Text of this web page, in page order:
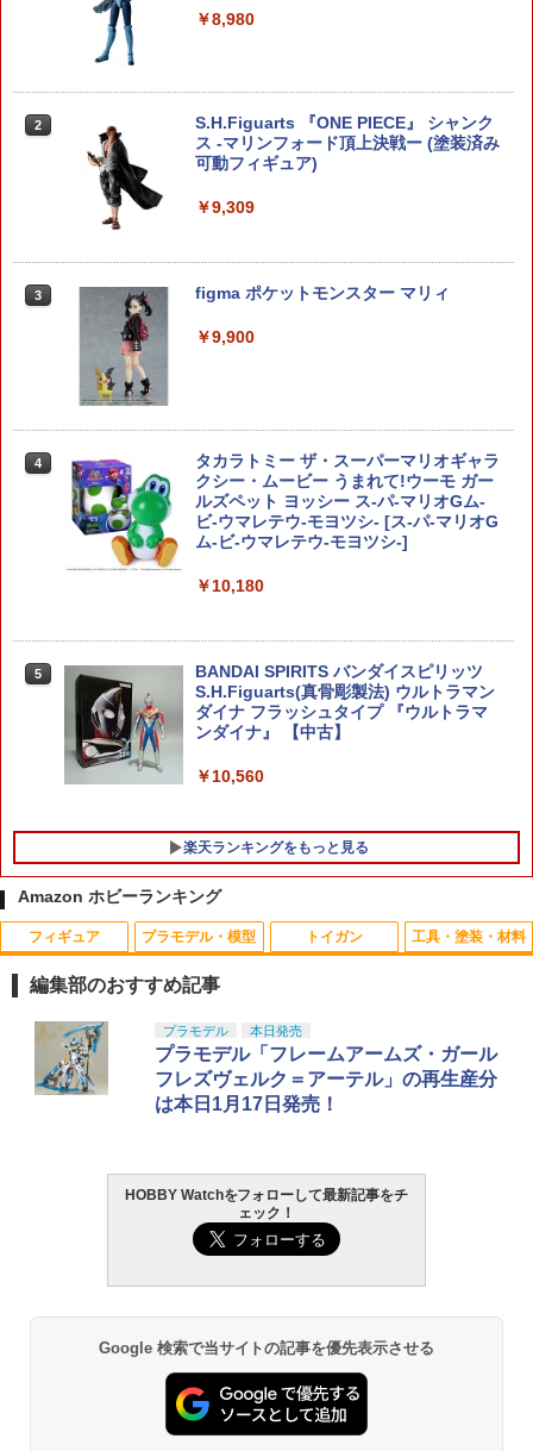
ムルブリス量産試作モデル プラモデル
9月再販分 HG 機動新世紀ガンダムX ガ
ンダムレオパルド 1/144スケール 色分け
スター (機動新世紀ガンダムX)
HGAW 1/144スケール 機動新世紀ガンダ
ムX 【ガンダムレオパルド】
￥4,180
787B 【24352】 (プラモデル)
￥4,180
￥8,980
2
S.H.Figuarts 『ONE PIECE』 シャンク
ス -マリンフォード頂上決戦ー (塗装済み
可動フィギュア)
￥9,309
3 figma ポケットモンスター マリィ
￥9,900
4
タカラトミー ザ・スーパーマリオギャラ
クシー・ムービー うまれて!ウーモ ガー
ルズペット ヨッシー ス-パ-マリオGム-
ビ-ウマレテウ-モヨツシ- [ス-パ-マリオG
ム-ビ-ウマレテウ-モヨツシ-]
￥10,180
5
BANDAI SPIRITS バンダイスピリッツ
S.H.Figuarts(真骨彫製法) ウルトラマン
ダイナ フラッシュタイプ 『ウルトラマ
ンダイナ』 【中古】
￥10,560
楽天ランキングをもっと見る
1
＼エントリーでポイント10倍／【8月4日
20時〜8月11日1時59分まで】ORGA ト
レポン ダミーピン オートシア用 2個入り
￥341
レポン ダミーピン トリガーハンマー用 4
個入り サバゲー PTW オルガエアソフト
￥510
ー 70ml エアガン サバゲー
￥704
1
Works&apos;91 TeamSpec用 バルクヘ
ッド/センターキャップセット(ブラック)
[YZ-302CPB](JAN：63934223147)
￥861
￥998
￥1,012
Works&apos;91 TeamSpec用 サーボセ
Amazon ホビーランキング
フィギュア
TAMASHII NATIONS S.H.フィギュアー
ツ（真骨彫製法） 仮面ライダーBLACK
RX 約150mm PVC&ABS&布製 塗装済み
可動フィギュア
タカラトミー(TAKARA TOMY) T-SPAR
K トランスフォーマー ニューレジェンズ
TAMASHII NATIONS S.H.フィギュアー
ツ ONE PIECE シャンクス -マリンフォ
ード頂上決戦- 約165mm PVC&ABS&布
プラモデル・模型
BANDAI SPIRITS(バンダイ スピリッツ)
HG 機動新世紀ガンダムX ガンダムレオ
パルド 1/144スケール 色分け済みプラモ
デル
BANDAI SPIRITS(バンダイ スピリッツ)
機動警察パトレイバー EZY RG 1/48 AV-
みプラモデル
BANDAI SPIRITS(バンダイ スピリッツ)
30MS SIS-J00 メルンジャ[カラーA] 色
トイガン
東京マルイ(TOKYO MARUI) No.25 コル
ト ガバメント HG 18歳以上エアーHOP
ハンドガン
￥3,384
東京マルイ (TOKYO MARUI) ガスブロー
バックマシンガン No.14 20式 5.56mm
小銃 18歳以上 ガスブローバック
￥220,000
東京マルイ(TOKYO MARUI) No.21 H&K
USP HG 18歳以上エアーHOPハンドガン
￥3,409
工具・塗装・材料
LOCTITE(ロックタイト) シールはがし
プレミアム 220ml
￥962
GSIクレオス Mr.トップコート 水性プレ
ミアムトップコートスプレー 光沢 88ml
ホビー用仕上材 B601
￥748
タミヤ クラフトツールシリーズ No.123
先細薄刃ニッパー (ゲートカット用) プラ
モデル用工具 74123
編集部のおすすめ記事
プラモデル 本日発売
プラモデル「フレームアームズ・ガール
フレズヴェルク＝アーテル」の再生産分
は本日1月17日発売！
HOBBY Watchをフォローして最新記事をチ
ェック！
Google 検索で当サイトの記事を優先表示させる